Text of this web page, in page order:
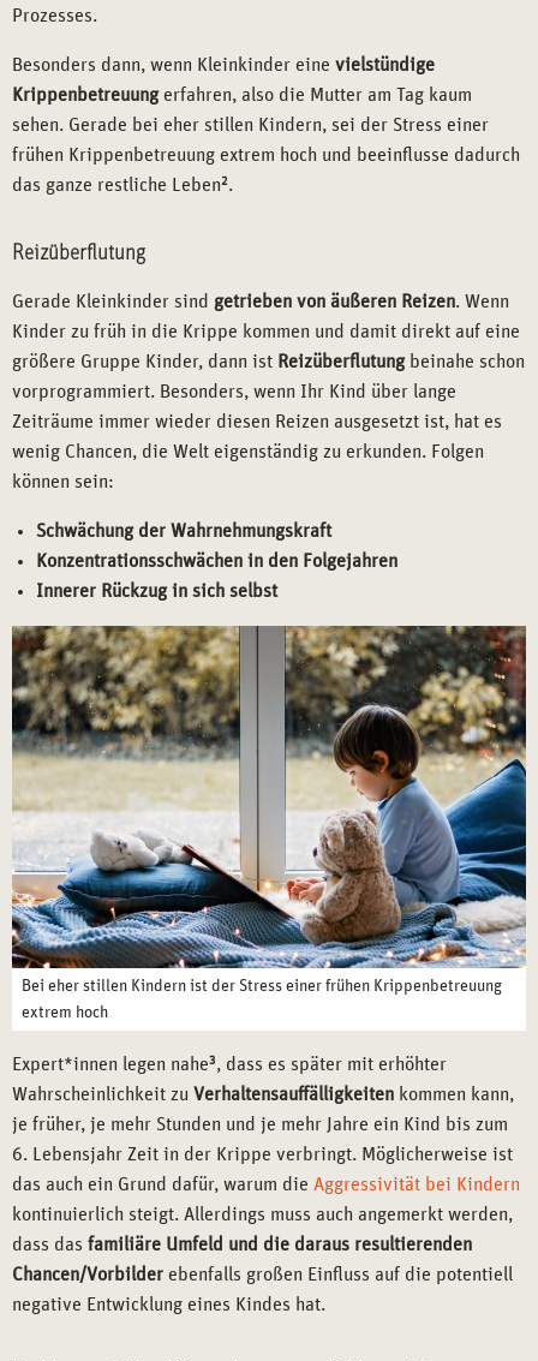
Prozesses.
Besonders dann, wenn Kleinkinder eine vielstündige
Krippenbetreuungerfahren, also die Mutter am Tag kaum
sehen. Gerade bei eher stillen Kindern, sei der Stress einer
frühen Krippenbetreuung extrem hoch und beeinflusse dadurch
das ganze restliche Leben2.
Reizüberflutung
Gerade Kleinkinder sind getrieben von äußeren Reizen. Wenn
Kinder zu früh in die Krippe kommen und damit direkt auf eine
größere Gruppe Kinder, dann ist Reizüberflutungbeinahe schon
vorprogrammiert. Besonders, wenn Ihr Kind über lange
Zeiträume immer wieder diesen Reizen ausgesetzt ist, hat es
wenig Chancen, die Welt eigenständig zu erkunden. Folgen
können sein:
Schwächung der Wahrnehmungskraft
Konzentrationsschwächen in den Folgejahren
Innerer Rückzug in sich selbst
Bei eher stillen Kindern ist der Stress einer frühen Krippenbetreuung
extrem hoch
Expert*innen legen nahe3 , dass es später mit erhöhter
Wahrscheinlichkeit zu Verhaltensauffälligkeiten kommen kann,
je früher, je mehr Stunden und je mehr Jahre ein Kind bis zum
6. Lebensjahr Zeit in der Krippe verbringt. Möglicherweise ist
das auch ein Grund dafür, warum die Aggressivität bei Kindern
kontinuierlich steigt. Allerdings muss auch angemerkt werden,
dass das familiäre Umfeld und die daraus resultierenden
Chancen/Vorbilder ebenfalls großen Einfluss auf die potentiell
negative Entwicklung eines Kindes hat.